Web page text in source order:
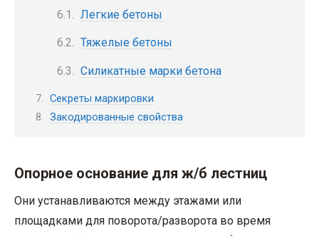
Легкие бетоны
Тяжелые бетоны
Силикатные марки бетона
Секреты маркировки
Закодированные свойства
Опорное основание для ж/б лестниц
Они устанавливаются между этажами или
площадками для поворота/разворота во время